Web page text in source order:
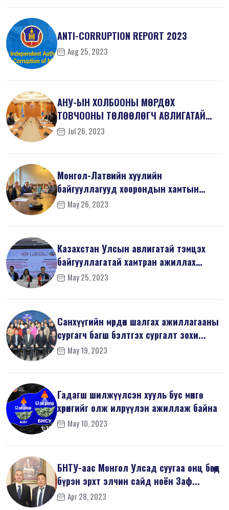
ANTI-СORRUPTION REPORT 2023
Aug 25, 2023
АНУ-ЫН ХОЛБООНЫ МӨРДӨХ
ТОВЧООНЫ ТӨЛӨӨЛӨГЧ АВЛИГАТАЙ
ТЭМЦЭХ ГАЗАРТ ЗОЧЛ...
Jul 26, 2023
Монгол-Латвийн хуулийн
байгууллагууд хоорондын хамтын
ажиллагаанд ахиц...
May 26, 2023
Казахстан Улсын авлигатай тэмцэх
байгууллагатай хамтран ажиллах
санамж...
May 25, 2023
Санхүүгийн мөрдөн шалгах ажиллагааны
сургагч багш бэлтгэх сургалт зохи...
May 19, 2023
Гадагш шилжүүлсэн хууль бус мөнгө
хөрөнгийг олж илрүүлэн ажиллаж байна
May 10, 2023
БНТУ-аас Монгол Улсад суугаа онц бөгөөд
бүрэн эрхт элчин сайд ноён Заф...
Apr 28, 2023